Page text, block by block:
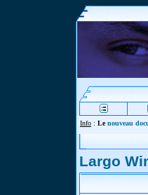
Info : Lenouveau
Largo